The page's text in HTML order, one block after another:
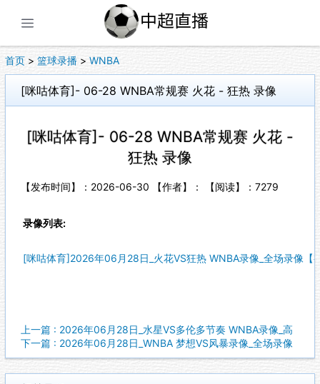
首页 > 篮球录播 > WNBA
[咪咕体育]- 06-28 WNBA常规赛 火花 - 狂热 录像
[咪咕体育]- 06-28 WNBA常规赛 火花 -
狂热 录像
【发布时间】：2026-06-30 【作者】： 【阅读】： 7279
录像列表:
[咪咕体育]2026年06月28日_火花VS狂热 WNBA录像_全场录像【
上一篇 : 2026年06月28日_水星VS多伦多节奏 WNBA录像_高
下一篇 : 2026年06月28日_WNBA 梦想VS风暴录像_全场录像